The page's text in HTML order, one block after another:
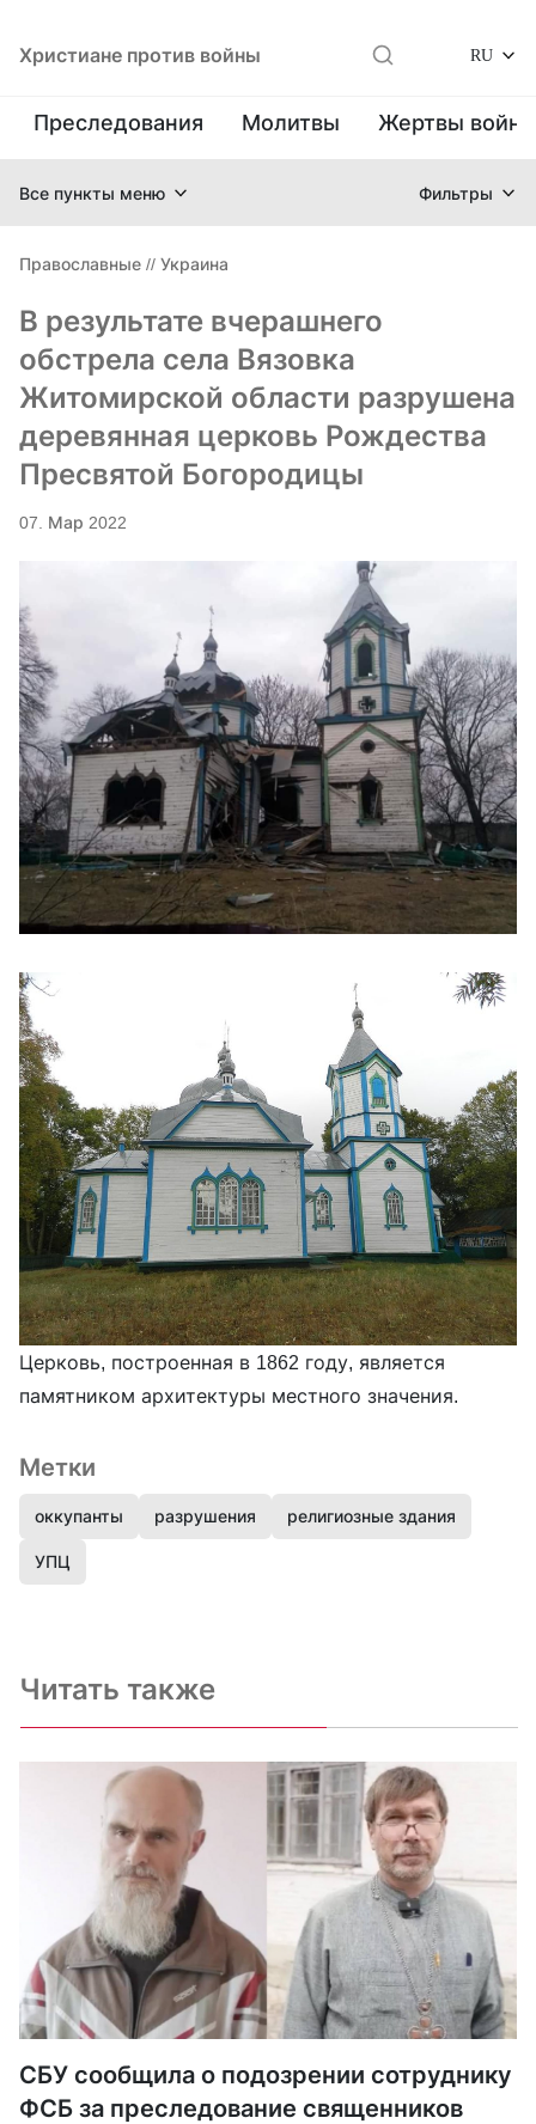
Христиане против войны RU
Преследования Молитвы Жертвы
Все пункты меню Фильтры
Православные // Украина
В результате вчерашнего
обстрела села Вязовка
Житомирской области разрушена
деревянная церковь Рождества
Пресвятой Богородицы
07. Мар 2022
Церковь, построенная в 1862 году, является
памятником архитектуры местного значения.
Метки
оккупанты разрушения религиозные здания
УПЦ
Читать также
СБУ сообщила о подозрении сотруднику
ФСБ за преследование священников